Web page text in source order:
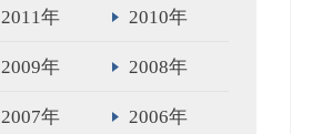
2011年 2010年
2009年 2008年
2007年 2006年